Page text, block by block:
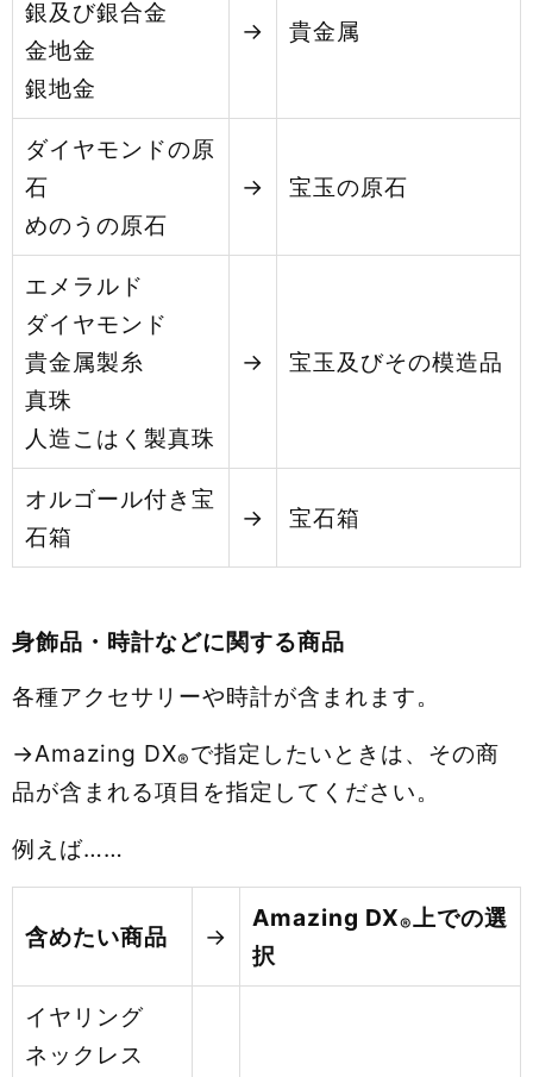
銀及び銀合金
金地金
銀地金
→ 貴金属
ダイヤモンドの原
石
めのうの原石
→ 宝玉の原石
エメラルド
ダイヤモンド
貴金属製糸
真珠
人造こはく製真珠
→ 宝玉及びその模造品
オルゴール付き宝
石箱
→ 宝石箱
身飾品・時計などに関する商品
各種アクセサリーや時計が含まれます。
→Amazing DX®で指定したいときは、その商
品が含まれる項目を指定してください。
例えば……
含めたい商品 →
Amazing DX®上での選
択
イヤリング
ネックレス